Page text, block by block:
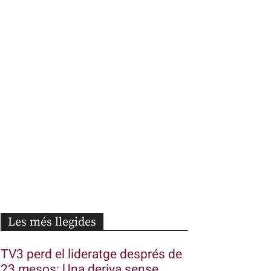
Les més llegides
TV3 perd el lideratge després de